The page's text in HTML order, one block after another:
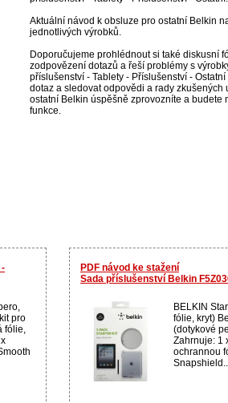
Aktuální návod k obsluze pro ostatní Belkin
jednotlivých výrobků.
Doporučujeme prohlédnout si také diskusní
zodpovězení dotazů a řeší problémy s
příslušenství - Tablety - Příslušenství -
dotaz a sledovat odpovědi a rady zkušených
ostatní Belkin úspěšně zprovozníte a budete
funkce.
pro
fólie,
PDF návod ke stažení
Sada příslušenství Belkin
BELKIN
fólie, kryt)
(dotykové
Zahrnuje: 1
ochrannou